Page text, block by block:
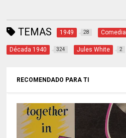
TEMAS 1949 28 Comedia
Década 1940 324 Jules White 2
RECOMENDADO PARA TI